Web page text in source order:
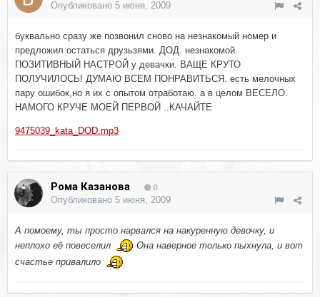
Опубликовано 5 июня, 2009
буквально сразу же позвонил сново на незнакомый номер и
предложил остаться друзьзями. ДОД. незнакомой.
ПОЗИТИВНЫЙ НАСТРОЙ у девачки. ВАЩЕ КРУТО
ПОЛУЧИЛОСЬ! ДУМАЮ ВСЕМ ПОНРАВИТЬСЯ. есть мелочных
пару ошибок,но я их с опытом отработаю. а в целом ВЕСЕЛО.
НАМОГО КРУЧЕ МОЕЙ ПЕРВОЙ ..КАЧАЙТЕ
9475039_kata_DOD.mp3
Рома Казанова 0
Опубликовано 5 июня, 2009
А помоему, ты просто нарвался на накуренную девочку, и
неплохо её повеселил
Она наверное только пыхнула, и вот
счастье привалило